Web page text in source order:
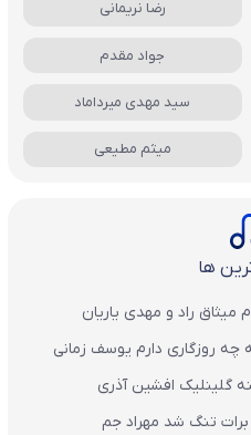
رضا نریمانی
جواد مقدم
سید مهدی میرداماد
میثم مطیعی
ها
راد و مهدی یاریان
روزگاری دارم یوسف زمانی
گلینلیک افشین آذری
تنگ شد مهراد جم